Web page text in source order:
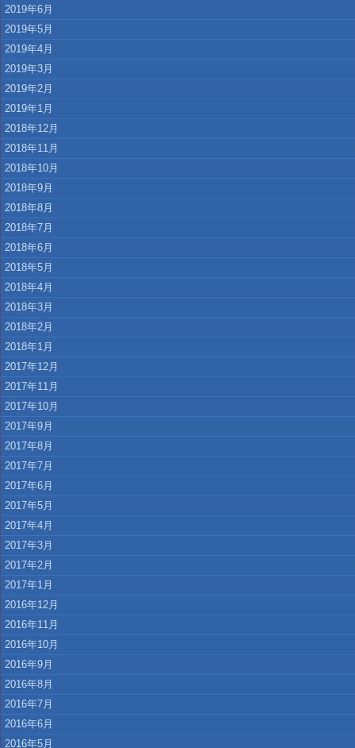
2019年6月
2019年5月
2019年4月
2019年3月
2019年2月
2019年1月
2018年12月
2018年11月
2018年10月
2018年9月
2018年8月
2018年7月
2018年6月
2018年5月
2018年4月
2018年3月
2018年2月
2018年1月
2017年12月
2017年11月
2017年10月
2017年9月
2017年8月
2017年7月
2017年6月
2017年5月
2017年4月
2017年3月
2017年2月
2017年1月
2016年12月
2016年11月
2016年10月
2016年9月
2016年8月
2016年7月
2016年6月
2016年5月